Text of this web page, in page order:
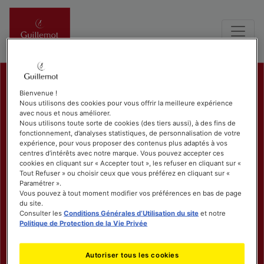
Bienvenue !
Nous utilisons des cookies pour vous offrir la meilleure expérience
avec nous et nous améliorer.
Nous utilisons toute sorte de cookies (des tiers aussi), à des fins de
fonctionnement, d’analyses statistiques, de personnalisation de votre
expérience, pour vous proposer des contenus plus adaptés à vos
centres d’intérêts avec notre marque. Vous pouvez accepter ces
cookies en cliquant sur « Accepter tout », les refuser en cliquant sur «
Tout Refuser » ou choisir ceux que vous préférez en cliquant sur «
Paramétrer ».
Vous pouvez à tout moment modifier vos préférences en bas de page
du site.
Consulter lesConditions Générales d’Utilisation du site et notre
Politique de Protection de la Vie Privée
Autoriser tous les cookies